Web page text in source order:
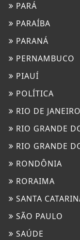
PARÁ
PARAÍBA
PARANÁ
PERNAMBUCO
PIAUÍ
POLÍTICA
RIO DE JANEIRO
RIO GRANDE
RIO GRANDE
RONDÔNIA
RORAIMA
SANTA
SÃO PAULO
SAÚDE